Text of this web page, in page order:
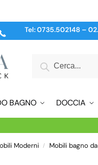
Tel:0735.502148 –
BAGNO DOCCIA
Moderni / Mobili bagno